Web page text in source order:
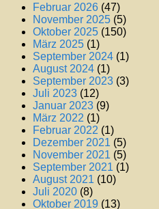
Februar 2026 (47)
November 2025 (5)
Oktober 2025 (150)
März 2025 (1)
September 2024 (1)
August 2024 (1)
September 2023 (3)
Juli 2023 (12)
Januar 2023 (9)
März 2022 (1)
Februar 2022 (1)
Dezember 2021 (5)
November 2021 (5)
September 2021 (1)
August 2021 (10)
Juli 2020 (8)
Oktober 2019 (13)